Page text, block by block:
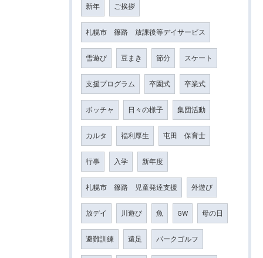
新年 ご挨拶
札幌市 篠路 放課後等デイサービス
雪遊び 豆まき 節分 スケート
支援プログラム 卒園式 卒業式
ボッチャ 日々の様子 集団活動
カルタ 福利厚生 屯田 保育士
行事 入学 新年度
札幌市 篠路 児童発達支援 外遊び
放デイ 川遊び 魚 GW 母の日
避難訓練 遠足 パークゴルフ